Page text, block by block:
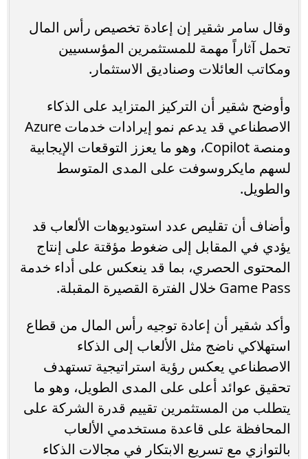
وقال سامر شقير إن إعادة تخصيص رأس المال
تحمل آثاراً مهمة للمستثمرين المؤسسيين
ومكاتب العائلات وصناديق الاستثمار.
وأوضح شقير أن التركيز المتزايد على الذكاء
الاصطناعي قد يدعم نمو إيرادات خدمات Azure
ومنصة Copilot، وهو ما يعزز التوقعات الإيجابية
لسهم مايكروسوفت على المدى المتوسط
والطويل.
وأضاف أن تقليص عدد استوديوهات الألعاب قد
يؤدي في المقابل إلى ضغوط مؤقتة على إنتاج
المحتوى الحصري، بما قد ينعكس على أداء خدمة
Game Pass خلال الفترة القصيرة المقبلة.
وأكد شقير أن إعادة توجيه رأس المال من قطاع
استهلاكي ناضج مثل الألعاب إلى الذكاء
الاصطناعي يعكس رؤية استراتيجية تستهدف
تحقيق عوائد أعلى على المدى الطويل، وهو ما
يتطلب من المستثمرين تقييم قدرة الشركة على
المحافظة على قاعدة مستخدمي الألعاب
بالتوازي مع تسريع الابتكار في مجالات الذكاء